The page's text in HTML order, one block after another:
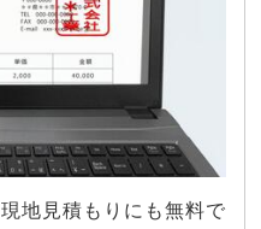
地見積もりにも無料で